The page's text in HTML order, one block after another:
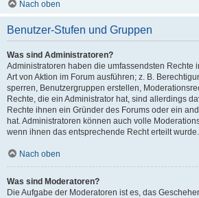
Nach oben
Benutzer-Stufen und Gruppen
Was sind Administratoren?
Administratoren haben die umfassendsten Rechte
Art von Aktion im Forum ausführen; z. B.
sperren, Benutzergruppen erstellen,
Rechte, die ein Administrator hat, sind allerdings
Rechte ihnen ein Gründer des Forums oder ein
hat. Administratoren können auch volle
wenn ihnen das entsprechende Recht erteilt wurde.
Nach oben
Was sind Moderatoren?
Die Aufgabe der Moderatoren ist es, das